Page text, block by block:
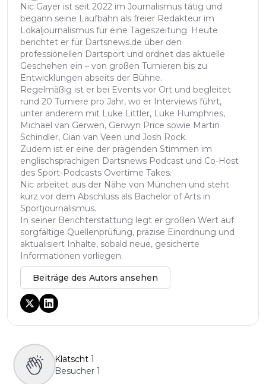
Nic Gayer ist seit 2022 im Journalismus tätig und
begann seine Laufbahn als freier Redakteur im
Lokaljournalismus für eine Tageszeitung. Heute
berichtet er für Dartsnews.de über den
professionellen Dartsport und ordnet das aktuelle
Geschehen ein – von großen Turnieren bis zu
Entwicklungen abseits der Bühne.
Regelmäßig ist er bei Events vor Ort und begleitet
rund 20 Turniere pro Jahr, wo er Interviews führt,
unter anderem mit Luke Littler, Luke Humphries,
Michael van Gerwen, Gerwyn Price sowie Martin
Schindler, Gian van Veen und Josh Rock.
Zudem ist er eine der prägenden Stimmen im
englischsprachigen Dartsnews Podcast und Co-Host
des Sport-Podcasts Overtime Takes.
Nic arbeitet aus der Nähe von München und steht
kurz vor dem Abschluss als Bachelor of Arts in
Sportjournalismus.
In seiner Berichterstattung legt er großen Wert auf
sorgfältige Quellenprüfung, präzise Einordnung und
aktualisiert Inhalte, sobald neue, gesicherte
Informationen vorliegen.
Beiträge des Autors ansehen
Klatscht 1
Besucher 1